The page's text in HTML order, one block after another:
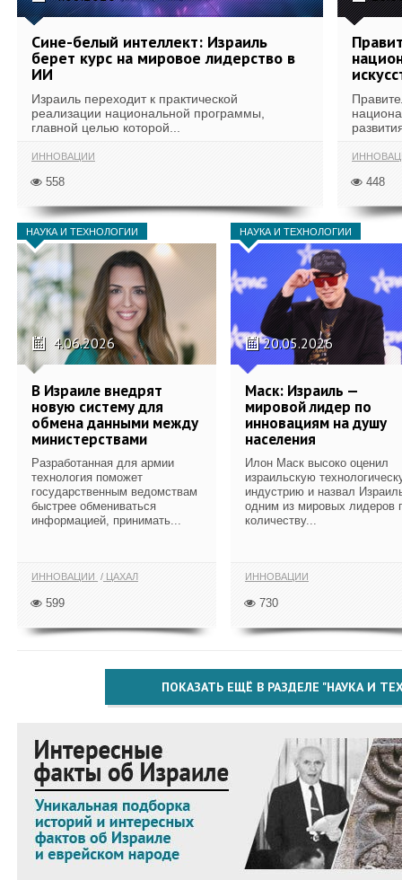
Сине-белый интеллект: Израиль
берет курс на мировое лидерство в
ИИ
Израиль переходит к практической
реализации национальной программы,
главной целью которой...
ИННОВАЦИИ
558 448
НАУКА И ТЕХНОЛОГИИ
4.06.2026
В Израиле внедрят
новую систему для
обмена данными между
министерствами
Разработанная для армии
технология поможет
государственным ведомствам
быстрее обмениваться
информацией, принимать...
ИННОВАЦИИ ЦАХАЛ
599
НАУКА И ТЕХНОЛОГИИ
20.05.2026
Маск: Израиль —
мировой лидер по
инновациям на душу
населения
Илон Маск высоко оценил
израильскую
индустрию и назвал
одним из мировых лидеров
количеству...
ИННОВАЦИИ
730
ПОКАЗАТЬ ЕЩЁ В РАЗДЕЛЕ "НАУКА И